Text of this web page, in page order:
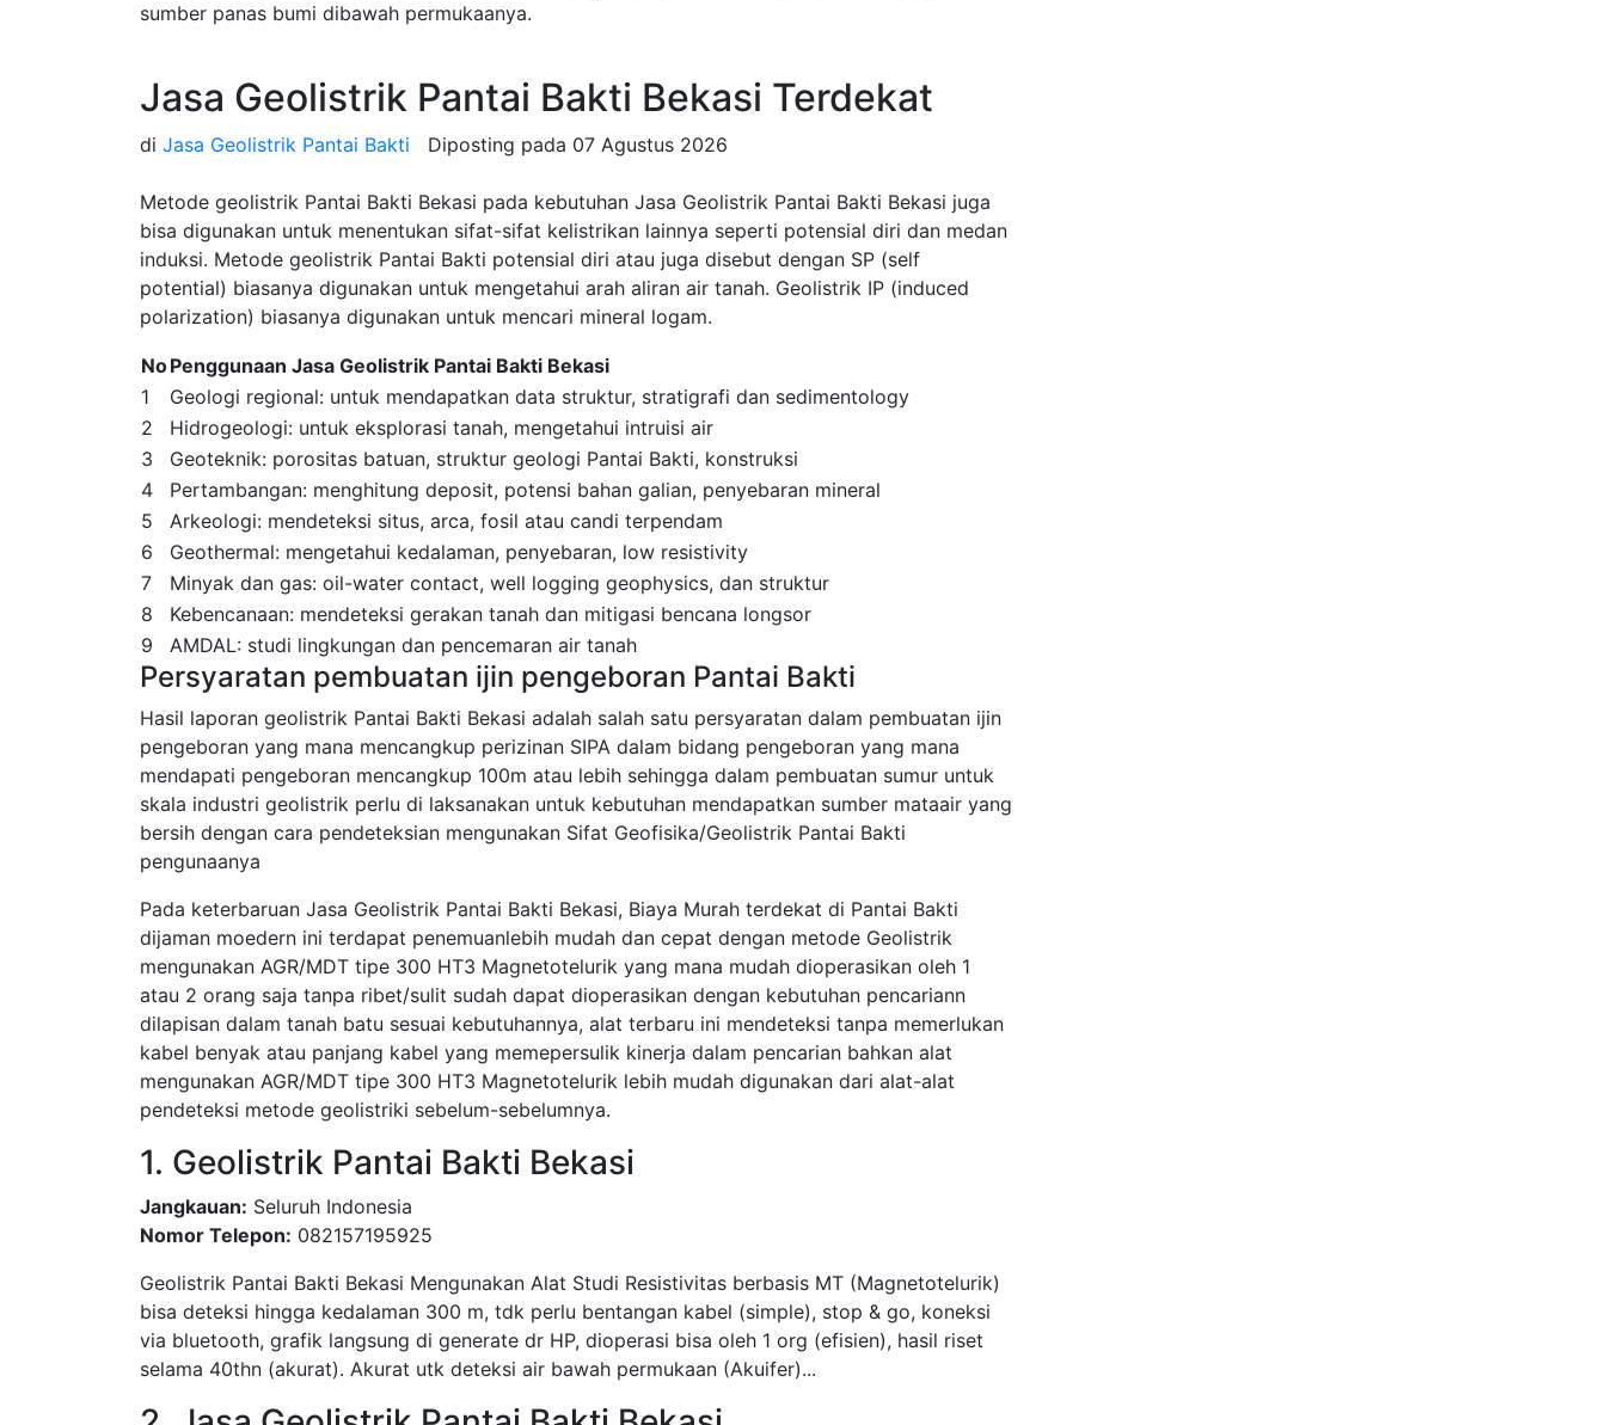
sumber panas bumi dibawah permukaanya.
Jasa Geolistrik Pantai Bakti Bekasi Terdekat
di Jasa Geolistrik Pantai Bakti Diposting pada 07 Agustus 2026
Metode geolistrik Pantai Bakti Bekasi pada kebutuhan Jasa Geolistrik Pantai Bakti Bekasi juga
bisa digunakan untuk menentukan sifat-sifat kelistrikan lainnya seperti potensial diri dan medan
induksi. Metode geolistrik Pantai Bakti potensial diri atau juga disebut dengan SP (self
potential) biasanya digunakan untuk mengetahui arah aliran air tanah. Geolistrik IP (induced
polarization) biasanya digunakan untuk mencari mineral logam.
NoPenggunaan Jasa Geolistrik Pantai Bakti Bekasi
1
Geologi regional: untuk mendapatkan data struktur, stratigrafi dan sedimentology
2
Hidrogeologi: untuk eksplorasi tanah, mengetahui intruisi air
3
Geoteknik: porositas batuan, struktur geologi Pantai Bakti, konstruksi
4
Pertambangan: menghitung deposit, potensi bahan galian, penyebaran mineral
5
Arkeologi: mendeteksi situs, arca, fosil atau candi terpendam
6
Geothermal: mengetahui kedalaman, penyebaran, low resistivity
7
Minyak dan gas: oil-water contact, well logging geophysics, dan struktur
8
Kebencanaan: mendeteksi gerakan tanah dan mitigasi bencana longsor
9
AMDAL: studi lingkungan dan pencemaran air tanah
Persyaratan pembuatan ijin pengeboran Pantai Bakti
Hasil laporan geolistrik Pantai Bakti Bekasi adalah salah satu persyaratan dalam pembuatan ijin
pengeboran yang mana mencangkup perizinan SIPA dalam bidang pengeboran yang mana
mendapati pengeboran mencangkup 100m atau lebih sehingga dalam pembuatan sumur untuk
skala industri geolistrik perlu di laksanakan untuk kebutuhan mendapatkan sumber mataair yang
bersih dengan cara pendeteksian mengunakan Sifat Geofisika/Geolistrik Pantai Bakti
pengunaanya
Pada keterbaruan Jasa Geolistrik Pantai Bakti Bekasi, Biaya Murah terdekat di Pantai Bakti
dijaman moedern ini terdapat penemuanlebih mudah dan cepat dengan metode Geolistrik
mengunakan AGR/MDT tipe 300 HT3 Magnetotelurik yang mana mudah dioperasikan oleh 1
atau 2 orang saja tanpa ribet/sulit sudah dapat dioperasikan dengan kebutuhan pencariann
dilapisan dalam tanah batu sesuai kebutuhannya, alat terbaru ini mendeteksi tanpa memerlukan
kabel benyak atau panjang kabel yang memepersulik kinerja dalam pencarian bahkan alat
mengunakan AGR/MDT tipe 300 HT3 Magnetotelurik lebih mudah digunakan dari alat-alat
pendeteksi metode geolistriki sebelum-sebelumnya.
1. Geolistrik Pantai Bakti Bekasi
Jangkauan: Seluruh Indonesia
Nomor Telepon: 082157195925
Geolistrik Pantai Bakti Bekasi Mengunakan Alat Studi Resistivitas berbasis MT (Magnetotelurik)
bisa deteksi hingga kedalaman 300 m, tdk perlu bentangan kabel (simple), stop & go, koneksi
via bluetooth, grafik langsung di generate dr HP, dioperasi bisa oleh 1 org (efisien), hasil riset
selama 40thn (akurat). Akurat utk deteksi air bawah permukaan (Akuifer)...